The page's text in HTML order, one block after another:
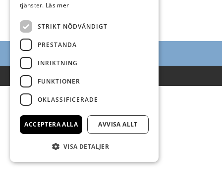
tjänster. Läs mer
STRIKT NÖDVÄNDIGT
PRESTANDA
INRIKTNING
FUNKTIONER
OKLASSIFICERADE
ACCEPTERA ALLA AVVISA ALLT
VISA DETALJER